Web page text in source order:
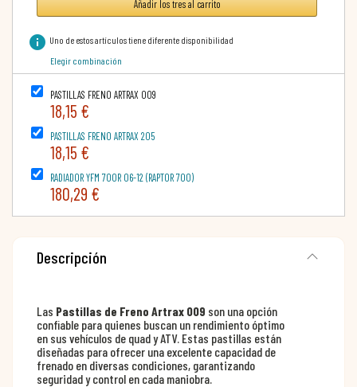
Añadir los tres al carrito
info Uno de estos artículos tiene diferente disponibilidad
Elegir combinación
PASTILLAS FRENO ARTRAX 009
18,15 €
PASTILLAS FRENO ARTRAX 205
18,15 €
RADIADOR YFM 700R 06-12 (RAPTOR 700)
180,29 €
Descripción
Las Pastillas de Freno Artrax 009 son una opción
confiable para quienes buscan un rendimiento óptimo
en sus vehículos de quad y ATV. Estas pastillas están
diseñadas para ofrecer una excelente capacidad de
frenado en diversas condiciones, garantizando
seguridad y control en cada maniobra.